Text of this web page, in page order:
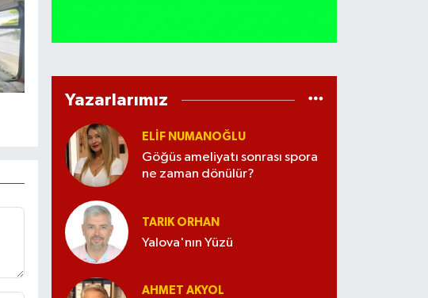
Yazarlarımız
ELİF NUMANOĞLU
Göğüs ameliyatı sonrası spora
ne zaman dönülür?
TARIK ORHAN
Yalova'nın Yüzü
AHMET AKYOL